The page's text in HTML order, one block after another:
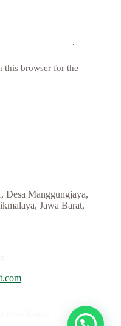
this browser for the
Desa Manggungjaya,
Jawa Barat,